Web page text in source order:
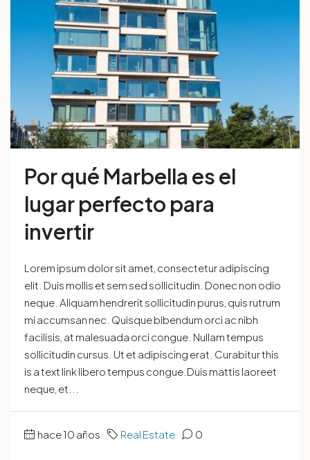
Por qué Marbella es el
lugar perfecto para
invertir
Lorem ipsum dolor sit amet, consectetur adipiscing
elit. Duis mollis et sem sed sollicitudin. Donec non odio
neque. Aliquam hendrerit sollicitudin purus, quis rutrum
mi accumsan nec. Quisque bibendum orci ac nibh
facilisis, at malesuada orci congue. Nullam tempus
sollicitudin cursus. Ut et adipiscing erat. Curabitur this
is a text link libero tempus congue.Duis mattis laoreet
neque, et...
hace 10 años Real Estate 0